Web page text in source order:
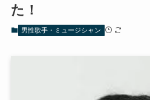
た！
男性歌手・ミュージシャン